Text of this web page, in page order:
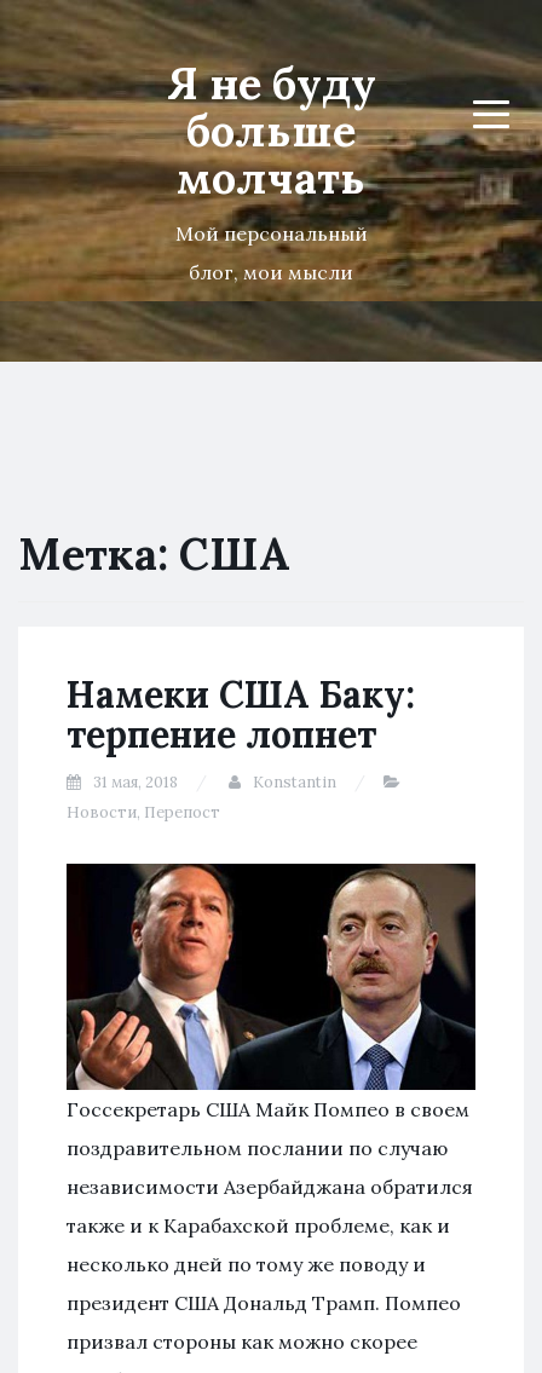
Я не буду
больше
молчать
Мой персональный
блог, мои мысли
Menu
Метка: США
Намеки США Баку:
терпение лопнет
31 мая, 2018
Konstantin
Новости, Перепост
Госсекретарь США Майк Помпео в своем
поздравительном послании по случаю
независимости Азербайджана обратился
также и к Карабахской проблеме, как и
несколько дней по тому же поводу и
президент США Дональд Трамп. Помпео
призвал стороны как можно скорее